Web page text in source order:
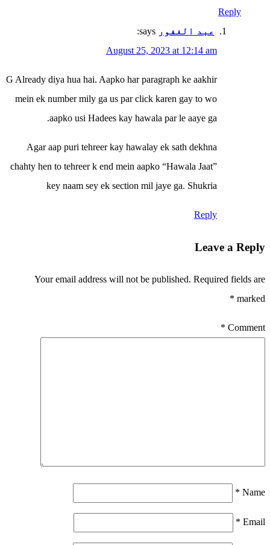
Reply
عبد الغفور says:
August 25, 2023 at 12:14 am
G Already diya hua hai. Aapko har paragraph ke aakhir
mein ek number mily ga us par click karen gay to wo
aapko usi Hadees kay hawala par le aaye ga.
Agar aap puri tehreer kay hawalay ek sath dekhna
chahty hen to tehreer k end mein aapko “Hawala Jaat”
key naam sey ek section mil jaye ga. Shukria
Reply
Leave a Reply
Your email address will not be published. Required fields are
marked
*
Comment
*
Name
*
Email
*